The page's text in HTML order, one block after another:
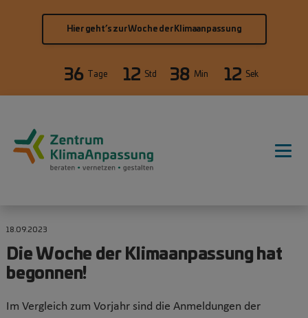
Hier geht’s zur Woche der Klimaanpassung
36 Tage 12 Std 38 Min 12 Sek
18.09.2023
Die Woche der Klimaanpassung hat
begonnen!
Im Vergleich zum Vorjahr sind die Anmeldungen der